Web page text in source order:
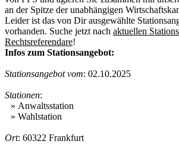
an der Spitze der unabhängigen
Leider ist das von Dir ausgewählte
vorhanden. Suche jetzt nach aktuellen
Rechtsreferendare!
Infos zum Stationsangebot:
Stationsangebot vom: 02.10.2025
Stationen:
» Anwaltsstation
» Wahlstation
Ort: 60322 Frankfurt